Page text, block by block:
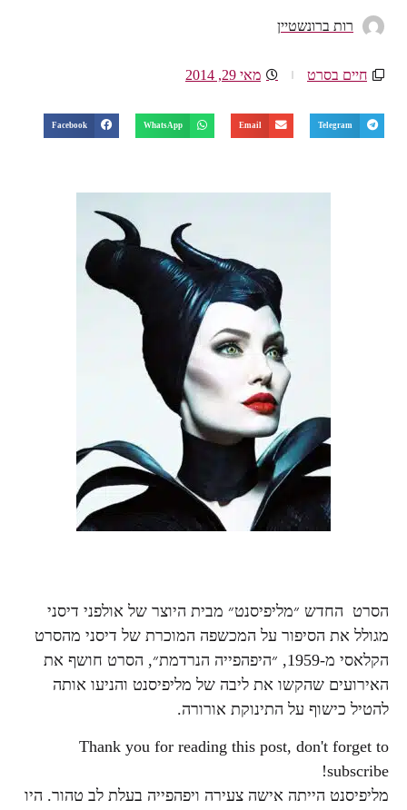
רות ברונשטיין
חיים בסרט מאי 29, 2014
Telegram
Email
WhatsApp
Facebook
הסרט החדש ״מליפיסנט״ מבית היוצר של אולפני דיסני
מגולל את הסיפור על המכשפה המוכרת של דיסני מהסרט
הקלאסי מ-1959, ״היפהפייה הנרדמת״, הסרט חושף את
האירועים שהקשו את ליבה של מליפיסנט והניעו אותה
להטיל כישוף על התינוקת אורורה.
Thank you for reading this post, don't forget to
subscribe!
מליפיסנט הייתה אישה צעירה ויפהפייה בעלת לב טהור. היו